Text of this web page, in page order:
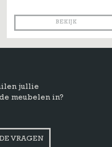
BEKIJK
jullie
meubelen in?
VRAGEN